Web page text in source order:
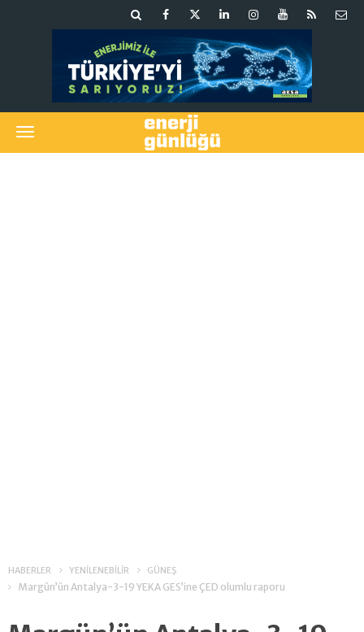
HABERLER YENİLENEBİLİR GÜNEŞ
Margün’ün Antalya-3-19 YEKA GES’ine ÇED olumlu raporu